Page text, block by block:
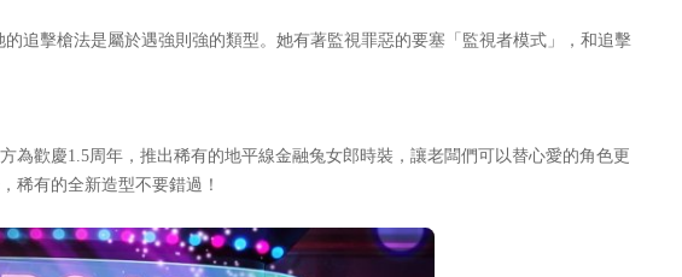
擊槍法是屬於遇強則強的類型。她有著監視罪惡的要塞「監視者模式」，和追擊
歡慶1.5周年，推出稀有的地平線金融兔女郎時裝，讓老闆們可以替心愛的角色更
稀有的全新造型不要錯過！